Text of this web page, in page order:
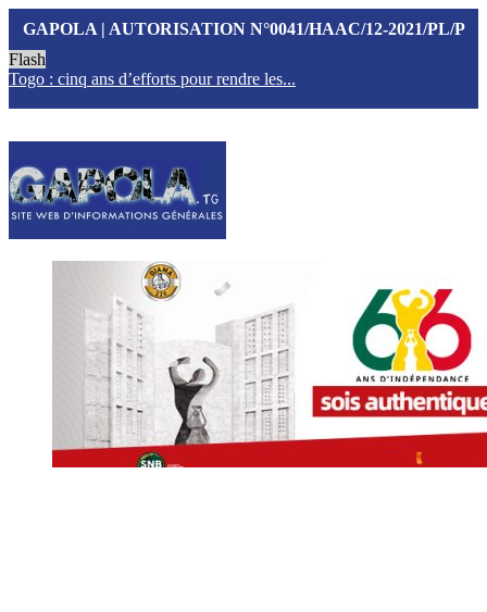
GAPOLA | AUTORISATION N°0041/HAAC/12-2021/PL/P
Flash
Togo : cinq ans d’efforts pour rendre les...